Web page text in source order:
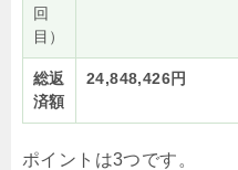
回
目）
総返
済額
24,848,426円
ポイントは3つです。